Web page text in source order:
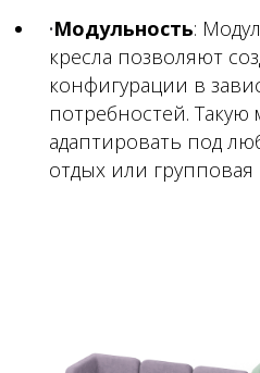
Модульность:
кресла позволяют
конфигурации в
потребностей. Такую
адаптировать под
отдых или групповая